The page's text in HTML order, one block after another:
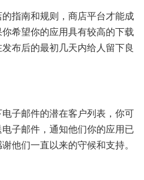
指南和规则，商店平台才能成
希望你的应用具有较高的下载
布后的最初几天内给人留下良
子邮件的潜在客户列表，你可
子邮件，通知他们你的应用已
他们一直以来的守候和支持。